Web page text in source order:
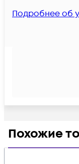
Подробнее об
Похожие